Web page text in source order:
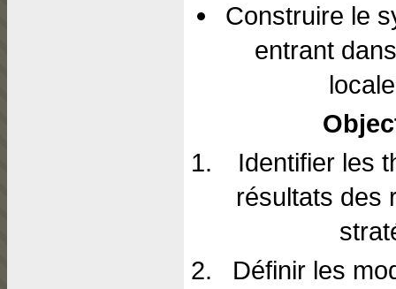
Construire le
entrant
Identifier les
résultats des
Définir les